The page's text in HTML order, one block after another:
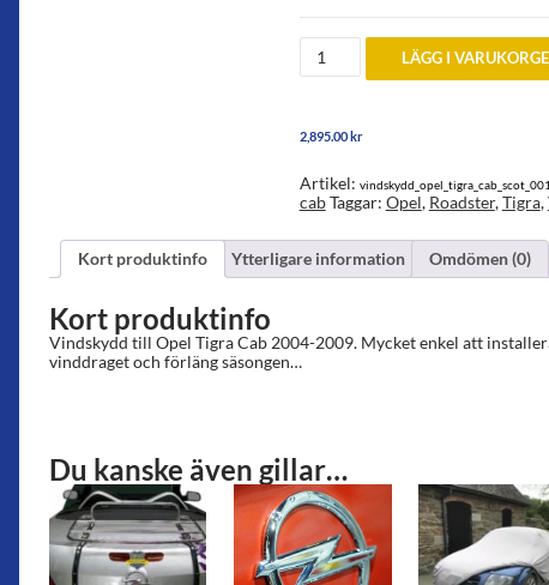
Vindskydd
Opel
Cab
2009
mängd
LÄGG I
2,895.00kr
Artikel: vindskydd_opel_tigra_cab_scot_001
cabTaggar: Opel, Roadster,Tigra,
Kort produktinfo Ytterligare information Omdömen (0)
Kort produktinfo
Vindskydd till Opel Tigra Cab 2004-2009. Mycket enkel att
vinddraget och förläng säsongen…
Du kanske även gillar…